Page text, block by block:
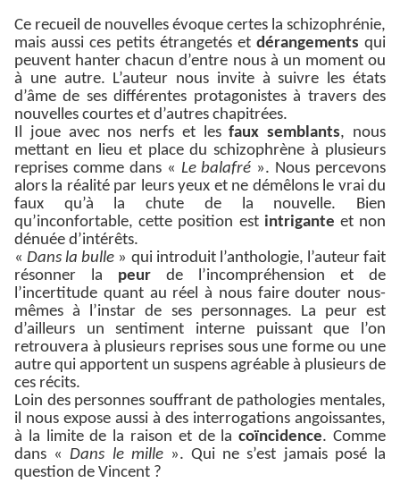
Ce recueil de nouvelles évoque certes la schizophrénie,
mais aussi ces petits étrangetés et dérangements qui
peuvent hanter chacun d’entre nous à un moment ou
à une autre. L’auteur nous invite à suivre les états
d’âme de ses différentes protagonistes à travers des
nouvelles courtes et d’autres chapitrées.
Il joue avec nos nerfs et lesfaux semblants, nous
mettant en lieu et place du schizophrène à plusieurs
reprises comme dans « Le balafré ». Nous percevons
alors la réalité par leurs yeux et ne démêlons le vrai du
faux qu’à la chute de la nouvelle. Bien
qu’inconfortable, cette position est intrigante et non
dénuée d’intérêts.
«Dans la bulle » qui introduit l’anthologie, l’auteur fait
résonner la peur de l’incompréhension et de
l’incertitude quant au réel à nous faire douter nous-
mêmes à l’instar de ses personnages. La peur est
d’ailleurs un sentiment interne puissant que l’on
retrouvera à plusieurs reprises sous une forme ou une
autre qui apportent un suspens agréable à plusieurs de
ces récits.
Loin des personnes souffrant de pathologies mentales,
il nous expose aussi à des interrogations angoissantes,
à la limite de la raison et de lacoïncidence. Comme
dans «Dans le mille». Qui ne s’est jamais posé la
question de Vincent ?